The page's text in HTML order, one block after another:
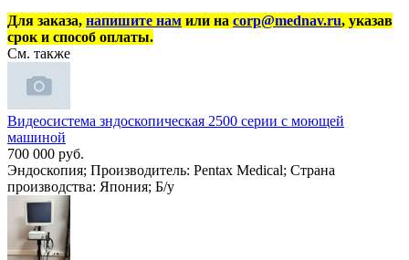
Для заказа, напишите нам или на corp@mednav.ru, указав
срок и способ оплаты.
См. также
Видеосистема зндоскопическая 2500 серии с моющей
машиной
700 000 руб.
Эндоскопия; Производитель: Pentax Medical; Страна
производства: Япония; Б/у